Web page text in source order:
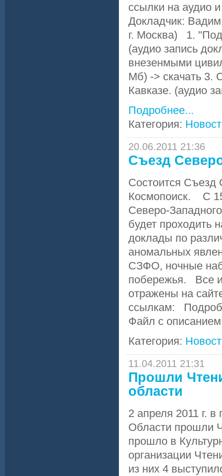
ссылки на
Докладчик:
г. Москва) 1.
(аудио запись
внезенмыми
Мб) -> скачать 3.
Кавказе. (аудио
Подробнее...
Категория:
20.06.2011 21:36
Cъезд
Состоится
Космопоиск. С 15
Северо-
будет проходить
доклады по
аномальных
СЗФО, ночные
побережья. Все
отражены на
ссылкам:
Файл с
Категория:
11.04.2011 21:31
Прошли
области
2 апреля 2011 г. в
Области прошли
прошло в
организации
из них 4